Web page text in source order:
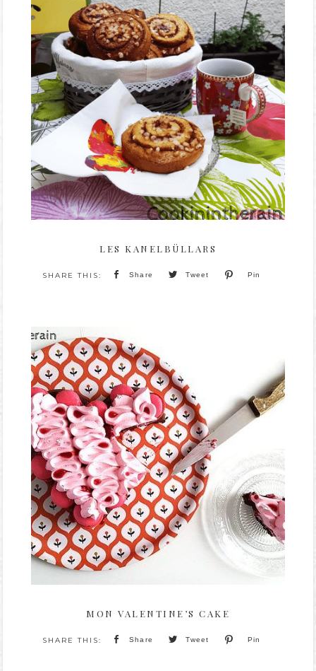
LES KANELBÜLLARS
Share Tweet Pin
MON VALENTINE’S CAKE
Share Tweet Pin